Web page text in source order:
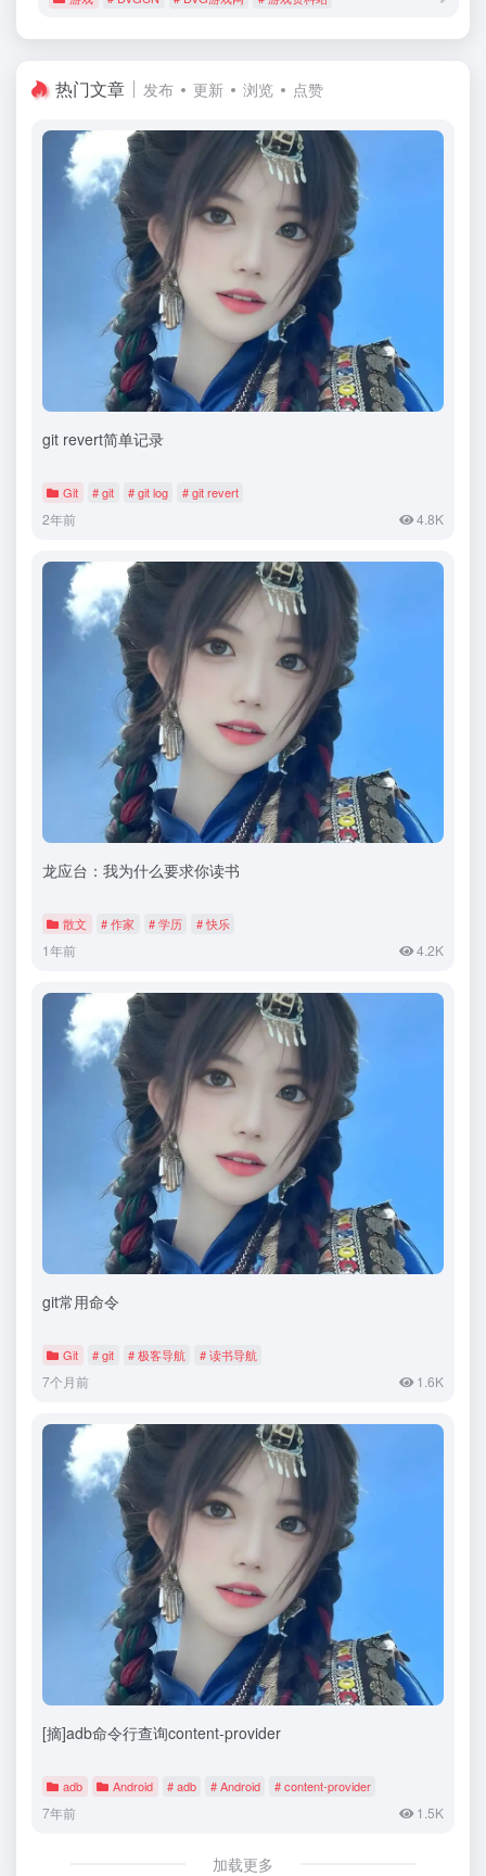
热门文章 发布 更新 浏览 点赞
git revert简单记录
Git # git # git log # git revert
2年前 4.8K
龙应台：我为什么要求你读书
散文 # 作家 # 学历 # 快乐
1年前 4.2K
git常用命令
Git # git # 极客导航 # 读书导航
7个月前 1.6K
[摘]adb命令行查询content-provider
adb Android # adb # Android # content-provider
7年前 1.5K
加载更多